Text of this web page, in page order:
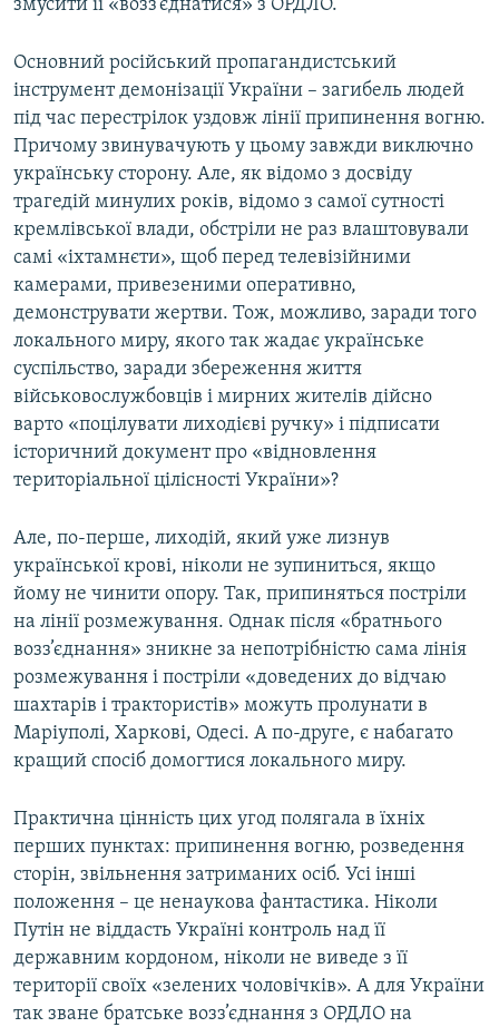
змусити її «возз’єднатися» з ОРДЛО.
Основний російський пропагандистський
інструмент демонізації України – загибель людей
під час перестрілок уздовж лінії припинення вогню.
Причому звинувачують у цьому завжди виключно
українську сторону. Але, як відомо з досвіду
трагедій минулих років, відомо з самої сутності
кремлівської влади, обстріли не раз влаштовували
самі «іхтамнєти», щоб перед телевізійними
камерами, привезеними оперативно,
демонструвати жертви. Тож, можливо, заради того
локального миру, якого так жадає українське
суспільство, заради збереження життя
військовослужбовців і мирних жителів дійсно
варто «поцілувати лиходієві ручку» і підписати
історичний документ про «відновлення
територіальної цілісності України»?
Але, по-перше, лиходій, який уже лизнув
української крові, ніколи не зупиниться, якщо
йому не чинити опору. Так, припиняться постріли
на лінії розмежування. Однак після «братнього
возз’єднання» зникне за непотрібністю сама лінія
розмежування і постріли «доведених до відчаю
шахтарів і трактористів» можуть пролунати в
Маріуполі, Харкові, Одесі. А по-друге, є набагато
кращий спосіб домогтися локального миру.
Практична цінність цих угод полягала в їхніх
перших пунктах: припинення вогню, розведення
сторін, звільнення затриманих осіб. Усі інші
положення – це ненаукова фантастика. Ніколи
Путін не віддасть Україні контроль над її
державним кордоном, ніколи не виведе з її
території своїх «зелених чоловічків». А для України
так зване братське возз’єднання з ОРДЛО на